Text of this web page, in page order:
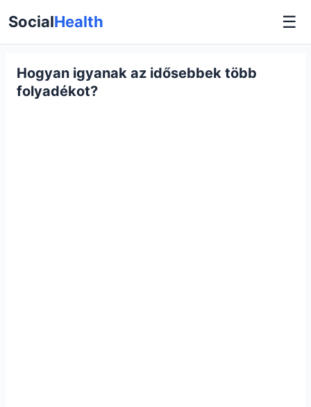
SocialHealth ☰
Hogyan igyanak az idősebbek több
folyadékot?